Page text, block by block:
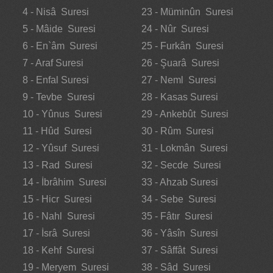
4 - Nisâ Suresi
5 - Mâide Suresi
6 - En`âm Suresi
7 - Araf Suresi
8 - Enfal Suresi
9 - Tevbe Suresi
10 - Yûnus Suresi
11 - Hûd Suresi
12 - Yûsuf Suresi
13 - Rad Suresi
14 - İbrâhim Suresi
15 - Hicr Suresi
16 - Nahl Suresi
17 - İsrâ Suresi
18 - Kehf Suresi
19 - Meryem Suresi
23 - Müminûn Suresi
24 - Nûr Suresi
25 - Furkân Suresi
26 - Şuarâ Suresi
27 - Neml Suresi
28 - Kasas Suresi
29 - Ankebût Suresi
30 - Rûm Suresi
31 - Lokmân Suresi
32 - Secde Suresi
33 - Ahzab Suresi
34 - Sebe Suresi
35 - Fâtır Suresi
36 - Yâsîn Suresi
37 - Sâffât Suresi
38 - Sâd Suresi